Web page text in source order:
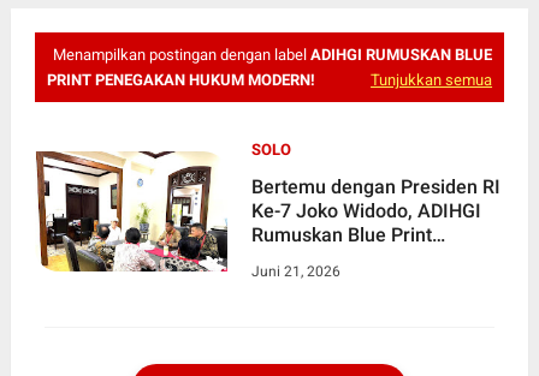
Menampilkan postingan dengan label ADIHGI RUMUSKAN BLUE
PRINT PENEGAKAN HUKUM MODERN!
Tunjukkan semua
SOLO
Bertemu dengan Presiden RI
Ke-7 Joko Widodo, ADIHGI
Rumuskan Blue Print
Juni 21, 2026